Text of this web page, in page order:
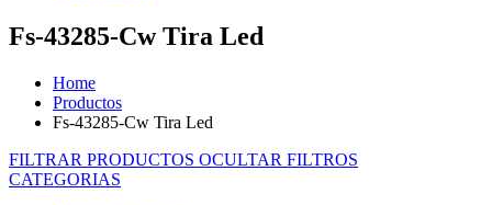
Fs-43285-Cw Tira Led
Home
Productos
Fs-43285-Cw Tira Led
FILTRAR PRODUCTOS OCULTAR FILTROS
CATEGORIAS